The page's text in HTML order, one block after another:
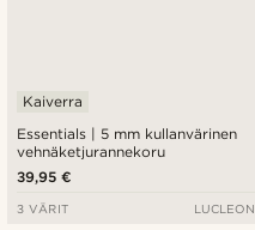
Essentials | 5 mm kullanvärinen
vehnäketjurannekoru
Kaiverra
39,95 €
3 VÄRIT LUCLEON